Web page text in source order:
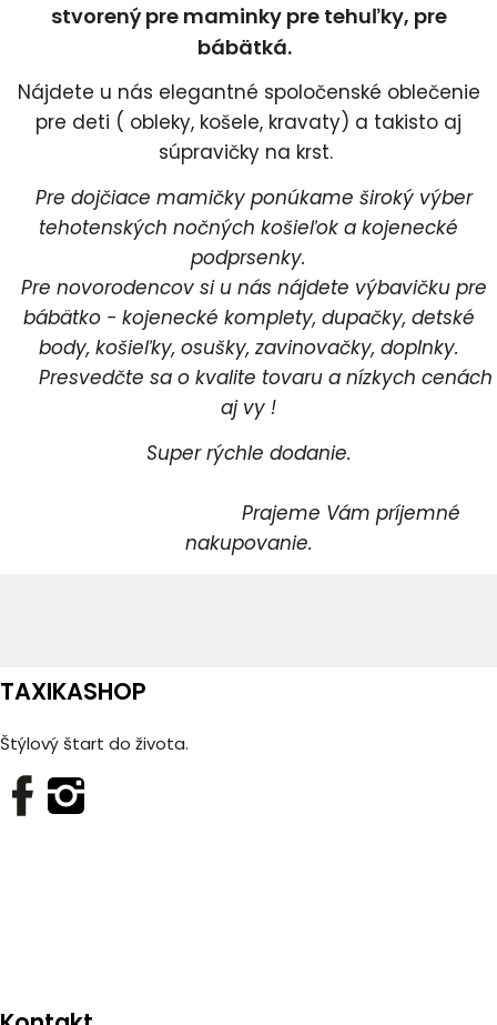
stvorený pre maminky pre tehuľky, pre
bábätká.
Nájdete u nás elegantné spoločenské oblečenie
pre deti ( obleky, košele, kravaty) a takisto aj
súpravičky na krst.
Pre dojčiace mamičky ponúkame široký výber
tehotenských nočných košieľok a kojenecké
podprsenky.
Pre novorodencov si u nás nájdete výbavičku pre
bábätko - kojenecké komplety, dupačky, detské
body, košieľky, osušky, zavinovačky, doplnky.
Presvedčte sa o kvalite tovaru a nízkych cenách
aj vy !
Super rýchle dodanie.
Prajeme Vám príjemné
nakupovanie.
TAXIKASHOP
Štýlový štart do života.